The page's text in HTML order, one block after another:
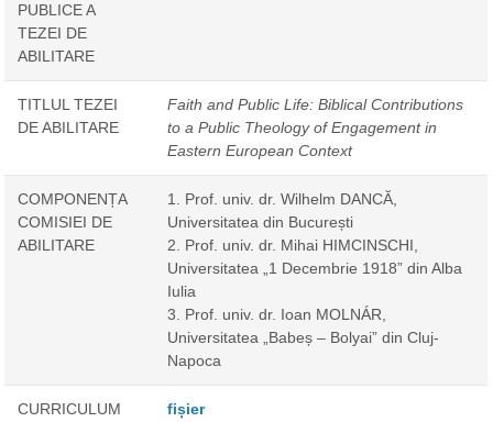
PUBLICE A
TEZEI DE
ABILITARE
TITLUL TEZEI
DE ABILITARE
Faith and Public Life: Biblical Contributions
to a Public Theology of Engagement in
Eastern European Context
COMPONENȚA
COMISIEI DE
ABILITARE
1. Prof. univ. dr. Wilhelm DANCĂ,
Universitatea din București
2. Prof. univ. dr. Mihai HIMCINSCHI,
Universitatea „1 Decembrie 1918” din Alba
Iulia
3. Prof. univ. dr. Ioan MOLNÁR,
Universitatea „Babeș – Bolyai” din Cluj-
Napoca
CURRICULUM
fișier